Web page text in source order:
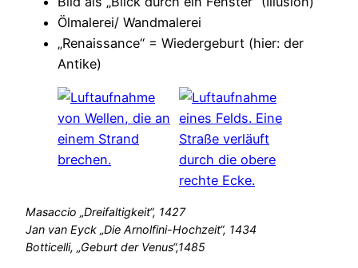
Ölmalerei/ Wandmalerei
„Renaissance“ = Wiedergeburt (hier: der
Antike)
Masaccio „Dreifaltigkeit“, 1427
Jan van Eyck „Die Arnolfini-Hochzeit“, 1434
Botticelli, „Geburt der Venus“,1485